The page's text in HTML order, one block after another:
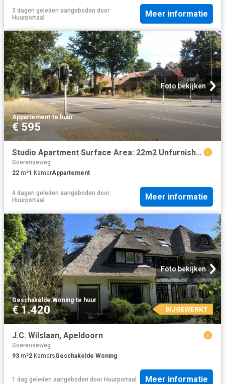
3 dagen geleden aangeboden door
Huurportaal
Meer informatie
Foto bekijken
Appartement·te huur
€ 595
Studio Apartment Surface Area: 22m2 Unfurnished Available from: 2024 11 01
Soerenseweg
22 m²1 KamerAppartement
4 dagen geleden aangeboden door
Huurportaal
Meer informatie
Foto bekijken
Geschakelde Woning·te huur
€ 1.420 BIJGEWERKT
J.C. Wilslaan, Apeldoorn
Soerenseweg
93 m²2 KamersGeschakelde Woning
1 dag geleden aangeboden door Huurportaal Meer informatie